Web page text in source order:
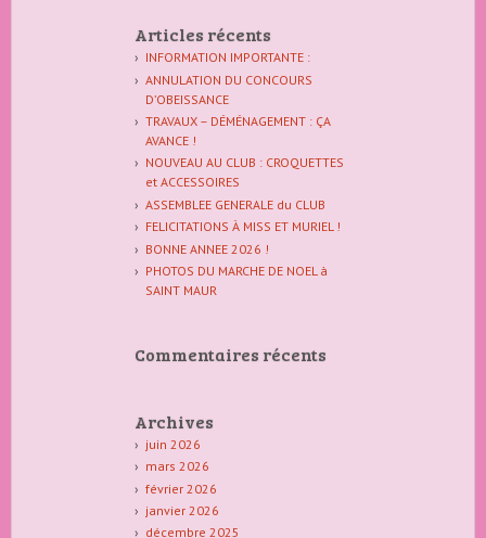
Articles récents
INFORMATION IMPORTANTE :
ANNULATION DU CONCOURS
D’OBEISSANCE
TRAVAUX – DÉMÉNAGEMENT : ÇA
AVANCE !
NOUVEAU AU CLUB : CROQUETTES
et ACCESSOIRES
ASSEMBLEE GENERALE du CLUB
FELICITATIONS À MISS ET MURIEL !
BONNE ANNEE 2026 !
PHOTOS DU MARCHE DE NOEL à
SAINT MAUR
Commentaires récents
Archives
juin 2026
mars 2026
février 2026
janvier 2026
décembre 2025